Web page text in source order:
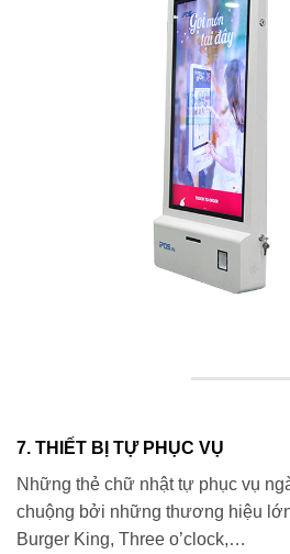
7. THIẾT BỊ TỰ PHỤC VỤ
Những thẻ chữ nhật tự phục vụ
chuộng bởi những thương hiệu
Burger King, Three o’clock,…